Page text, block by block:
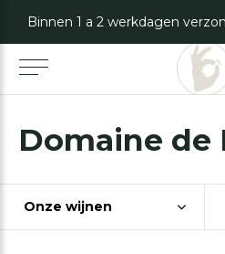
Domaine de
Onze wijnen